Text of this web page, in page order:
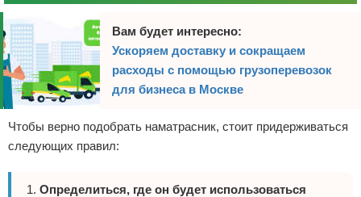
Вам будет интересно:
Ускоряем доставку и сокращаем
расходы с помощью грузоперевозок
для бизнеса в Москве
Чтобы верно подобрать наматрасник, стоит придерживаться
следующих правил:
Определиться, где он будет использоваться